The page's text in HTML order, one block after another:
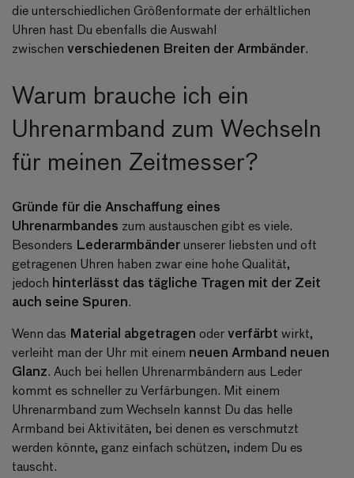
die unterschiedlichen Größenformate der erhältlichen
Uhren hast Du ebenfalls die Auswahl
zwischen verschiedenen Breiten der Armbänder.
Warum brauche ich ein
Uhrenarmband zum Wechseln
für meinen Zeitmesser?
Gründe für die Anschaffung eines
Uhrenarmbandes zum austauschen gibt es viele.
Besonders Lederarmbänderunserer liebsten und oft
getragenen Uhren haben zwar eine hohe Qualität,
jedoch hinterlässt das tägliche Tragen mit der Zeit
auch seine Spuren.
Wenn das Material abgetragen oderverfärbt wirkt,
verleiht man der Uhr mit einem neuen Armband neuen
Glanz. Auch bei hellen Uhrenarmbändern aus Leder
kommt es schneller zu Verfärbungen. Mit einem
Uhrenarmband zum Wechseln kannst Du das helle
Armband bei Aktivitäten, bei denen es verschmutzt
werden könnte, ganz einfach schützen, indem Du es
tauscht.